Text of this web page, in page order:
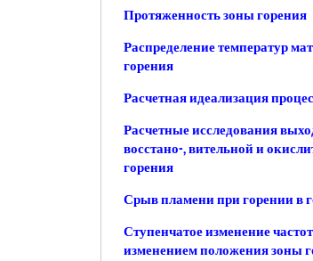
Протяженность зоны горения
Распределение температур
горения
Расчетная идеализация
Расчетные исследования
восстано-, вительной и
горения
Срыв пламени при горении в
Ступенчатое изменение
изменением положения зоны